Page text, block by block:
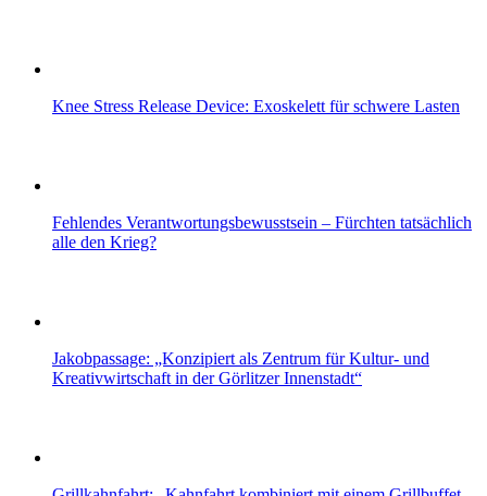
Knee Stress Release Device: Exoskelett für schwere Lasten
Fehlendes Verantwortungsbewusstsein – Fürchten tatsächlich
alle den Krieg?
Jakobpassage: „Konzipiert als Zentrum für Kultur- und
Kreativwirtschaft in der Görlitzer Innenstadt“